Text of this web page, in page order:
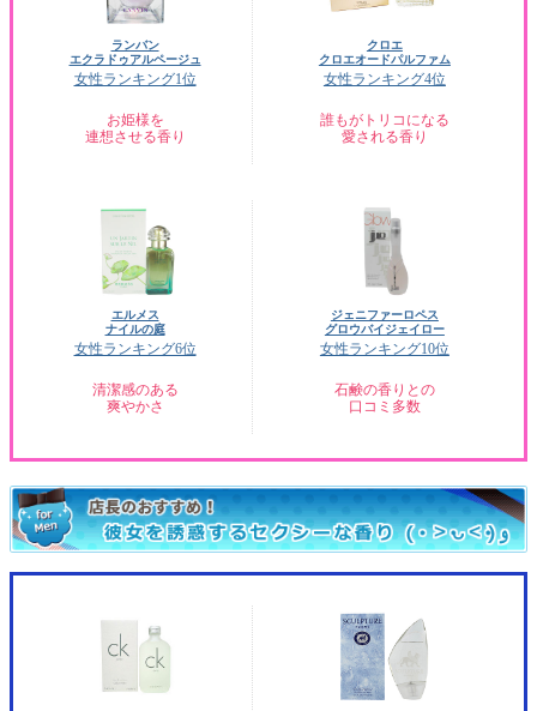
ランバン
エクラドゥアルページュ
女性ランキング1位
お姫様を
連想させる香り
クロエ
クロエオードパルファム
女性ランキング4位
誰もがトリコになる
愛される香り
エルメス
ナイルの庭
女性ランキング6位
清潔感のある
爽やかさ
ジェニファーロペス
グロウバイジェイロー
女性ランキング10位
石鹸の香りとの
口コミ多数